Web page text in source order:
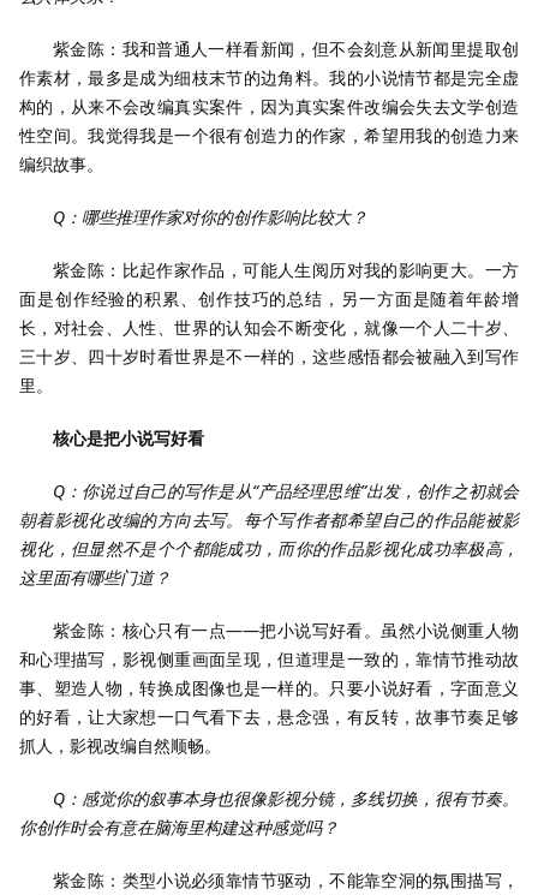
紫金陈：我和普通人一样看新闻，但不会刻意从新闻里提取创
作素材，最多是成为细枝末节的边角料。我的小说情节都是完全虚
构的，从来不会改编真实案件，因为真实案件改编会失去文学创造
性空间。我觉得我是一个很有创造力的作家，希望用我的创造力来
编织故事。
Q：哪些推理作家对你的创作影响比较大？
紫金陈：比起作家作品，可能人生阅历对我的影响更大。一方
面是创作经验的积累、创作技巧的总结，另一方面是随着年龄增
长，对社会、人性、世界的认知会不断变化，就像一个人二十岁、
三十岁、四十岁时看世界是不一样的，这些感悟都会被融入到写作
里。
核心是把小说写好看
Q：你说过自己的写作是从“产品经理思维”出发，创作之初就会
朝着影视化改编的方向去写。每个写作者都希望自己的作品能被影
视化，但显然不是个个都能成功，而你的作品影视化成功率极高，
这里面有哪些门道？
紫金陈：核心只有一点——把小说写好看。虽然小说侧重人物
和心理描写，影视侧重画面呈现，但道理是一致的，靠情节推动故
事、塑造人物，转换成图像也是一样的。只要小说好看，字面意义
的好看，让大家想一口气看下去，悬念强，有反转，故事节奏足够
抓人，影视改编自然顺畅。
Q：感觉你的叙事本身也很像影视分镜，多线切换，很有节奏。
你创作时会有意在脑海里构建这种感觉吗？
紫金陈：类型小说必须靠情节驱动，不能靠空洞的氛围描写，